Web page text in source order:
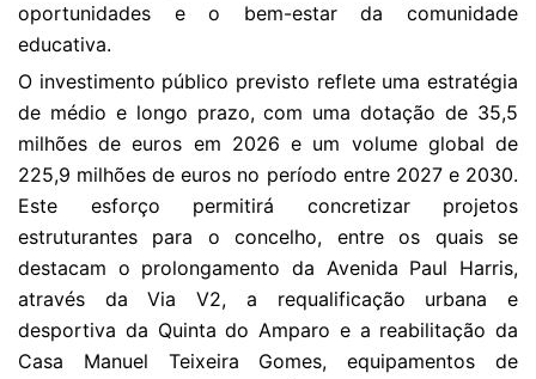
oportunidades e o bem-estar da comunidade
educativa.
O investimento público previsto reflete uma estratégia
de médio e longo prazo, com uma dotação de 35,5
milhões de euros em 2026 e um volume global de
225,9 milhões de euros no período entre 2027 e 2030.
Este esforço permitirá concretizar projetos
estruturantes para o concelho, entre os quais se
destacam o prolongamento da Avenida Paul Harris,
através da Via V2, a requalificação urbana e
desportiva da Quinta do Amparo e a reabilitação da
Casa Manuel Teixeira Gomes, equipamentos de